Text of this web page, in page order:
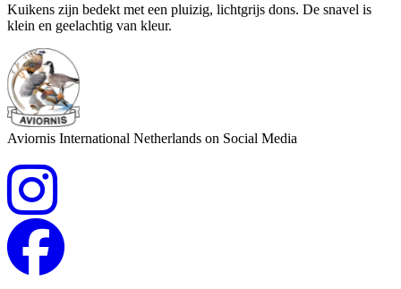
Kuikens zijn bedekt met een pluizig, lichtgrijs dons. De snavel is
klein en geelachtig van kleur.
Aviornis International Netherlands on Social Media